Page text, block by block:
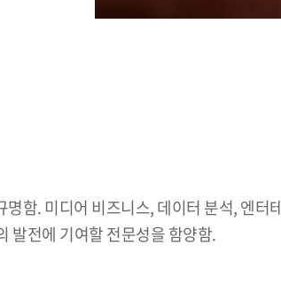
함. 미디어 비즈니스, 데이터 분석, 엔
발전에 기여할 전문성을 함양함.